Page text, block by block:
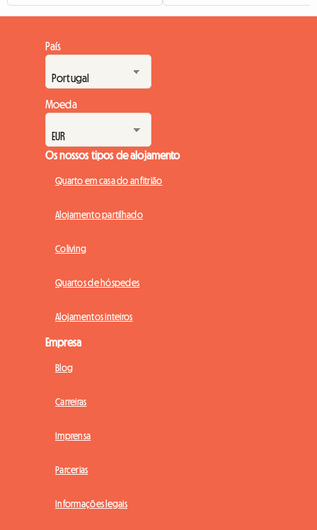
País
Moeda
Os nossos tipos de alojamento
Quarto em casa do anfitrião
Alojamento partilhado
Coliving
Quartos de hóspedes
Alojamentos inteiros
Empresa
Blog
Carreiras
Imprensa
Parcerias
Informações legais